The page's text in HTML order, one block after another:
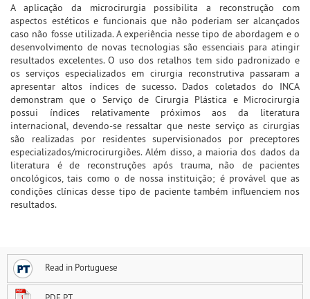
A aplicação da microcirurgia possibilita a reconstrução com
aspectos estéticos e funcionais que não poderiam ser alcançados
caso não fosse utilizada. A experiência nesse tipo de abordagem e o
desenvolvimento de novas tecnologias são essenciais para atingir
resultados excelentes. O uso dos retalhos tem sido padronizado e
os serviços especializados em cirurgia reconstrutiva passaram a
apresentar altos índices de sucesso. Dados coletados do INCA
demonstram que o Serviço de Cirurgia Plástica e Microcirurgia
possui índices relativamente próximos aos da literatura
internacional, devendo-se ressaltar que neste serviço as cirurgias
são realizadas por residentes supervisionados por preceptores
especializados/microcirurgiões. Além disso, a maioria dos dados da
literatura é de reconstruções após trauma, não de pacientes
oncológicos, tais como o de nossa instituição; é provável que as
condições clínicas desse tipo de paciente também influenciem nos
resultados.
Read in Portuguese